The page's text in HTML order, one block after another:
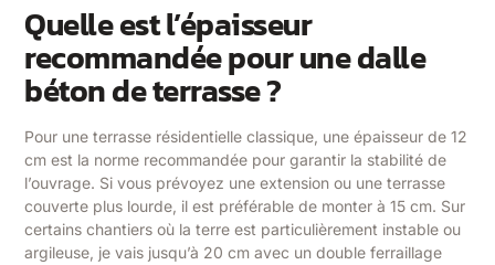
Quelle est l’épaisseur
recommandée pour une dalle
béton de terrasse ?
Pour une terrasse résidentielle classique, une épaisseur de 12
cm est la norme recommandée pour garantir la stabilité de
l’ouvrage. Si vous prévoyez une extension ou une terrasse
couverte plus lourde, il est préférable de monter à 15 cm. Sur
certains chantiers où la terre est particulièrement instable ou
argileuse, je vais jusqu’à 20 cm avec un double ferraillage